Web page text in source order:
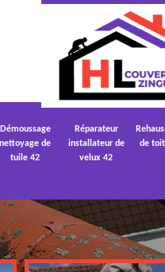
Démoussage
nettoyage de
tuile 42
Réparateur
installateur de
velux 42
de